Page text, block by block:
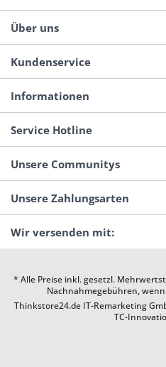
Über uns
Kundenservice
Informationen
Service Hotline
Unsere Communitys
Unsere Zahlungsarten
Wir versenden mit:
* Alle Preise inkl. gesetzl.
Nachnahmegebühren,
Thinkstore24.de IT-Remarketing
TC-